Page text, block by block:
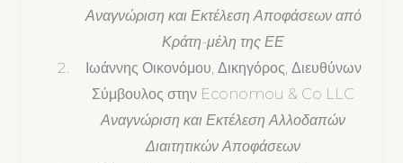
Αναγνώριση και Εκτέλεση Αποφάσεων από
Κράτη-μέλη της ΕΕ
Ιωάννης Οικονόμου, Δικηγόρος, Διευθύνων
Σύμβουλος στην Economou & Co LLC
Αναγνώριση και Εκτέλεση Αλλοδαπών
Διαιτητικών Αποφάσεων